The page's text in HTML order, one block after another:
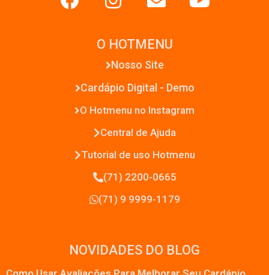
O HOTMENU
Nosso Site
Cardápio Digital - Demo
O Hotmenu no Instagram
Central de Ajuda
Tutorial de uso Hotmenu
(71) 2200-0665
(71) 9 9999-1179
NOVIDADES DO BLOG